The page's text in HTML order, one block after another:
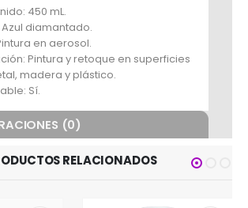
450 mL.
diamantado.
en aerosol.
Pintura y retoque en superficies
madera y plástico.
Sí.
(0)
RELACIONADOS